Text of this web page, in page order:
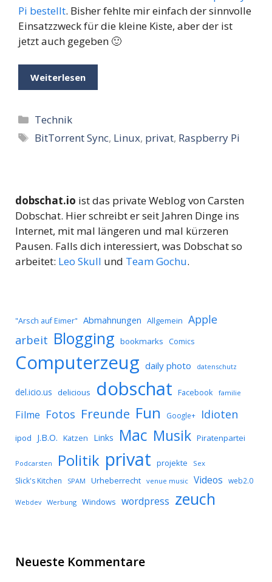
Pi bestellt. Bisher fehlte mir einfach der sinnvolle
Einsatzzweck für die kleine Kiste, aber der ist
jetzt auch gegeben 🙂
Weiterlesen
Kategorien
Technik
Schlagwörter
BitTorrent Sync, Linux, privat, Raspberry Pi
dobschat.io ist das private Weblog von Carsten
Dobschat. Hier schreibt er seit Jahren Dinge ins
Internet, mit mal längeren und mal kürzeren
Pausen. Falls dich interessiert, was Dobschat so
arbeitet: Leo Skull und Team Gochu.
"Arsch auf Eimer" Abmahnungen Allgemein Apple
arbeit Blogging bookmarks Comics
Computerzeug daily photo datenschutz
del.icio.us delicious dobschat Facebook familie
Filme Fotos Freunde Fun Google+ Idioten
ipod J.B.O. Katzen Links Mac Musik Piratenpartei
Podcarsten Politik privat projekte Sex
Slick's Kitchen SPAM Urheberrecht venue music Videos web2.0
Webdev Werbung Windows wordpress zeuch
Neueste Kommentare